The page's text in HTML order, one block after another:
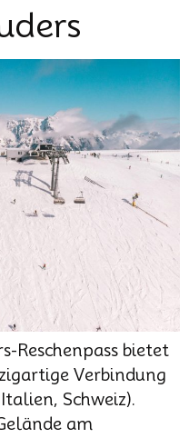
Reschenpass bietet
Verbindung
Schweiz).
am